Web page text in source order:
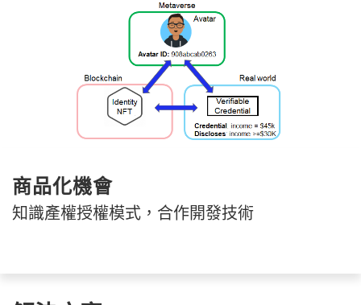
商品化機會
知識產權授權模式，合作開發技術